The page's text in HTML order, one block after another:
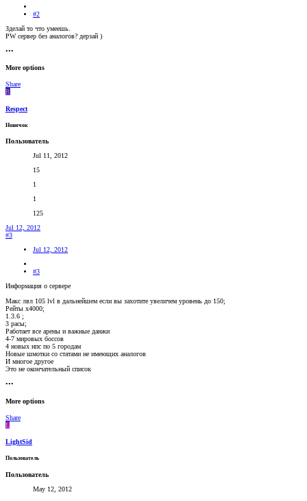
#2
Зделай то что умеешь.
PW сервер без аналогов? дерзай )
•••
More options
Share
R
Respect
Новичок
Пользователь
Jul 11, 2012
15
1
1
125
Jul 12, 2012
#3
Jul 12, 2012
#3
Информация о сервере
Макс лвл 105 lvl в дальнейшем если вы захотите увеличем уровень до 150;
Рейты х4000;
1.3.6 ;
3 расы;
Работает все арены и важные данжи
4-7 мировых боссов
4 новых нпс по 5 городам
Новые шмотки со статами не имеющих аналогов
И многое другое
Это не окончательный список
•••
More options
Share
L
LightSid
Пользователь
Пользователь
May 12, 2012